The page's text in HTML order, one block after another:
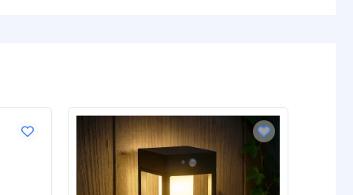
1.2V AA NiMH
1200 mAh